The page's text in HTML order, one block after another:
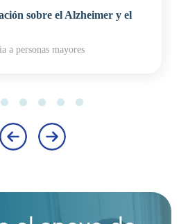
sobre el Alzheimer y el
a personas mayores